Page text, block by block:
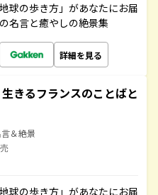
球の歩き方」があなたにお届
名言と癒やしの絶景集
詳細を見る
きるフランスのことばと
＆絶景
球の歩き方」があなたにお届